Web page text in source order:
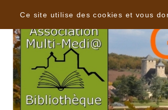
Ce site utilise des cookies et vous